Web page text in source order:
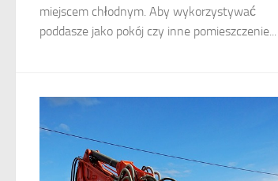
miejscem chłodnym. Aby wykorzystywać
poddasze jako pokój czy inne pomieszczenie...